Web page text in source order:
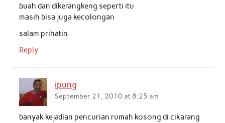
buah dan dikerangkeng seperti itu
masih bisa juga kecolongan
salam prihatin
Reply
ipung
September 21, 2010 at 8:25 am
banyak kejadian pencurian rumah kosong di cikarang